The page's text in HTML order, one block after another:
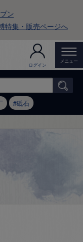
ン
特集・販売ページへ
ログイン
メニュー
砥石